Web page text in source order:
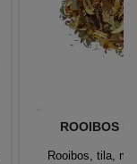
ROOIBOS
Rooibos, tila,